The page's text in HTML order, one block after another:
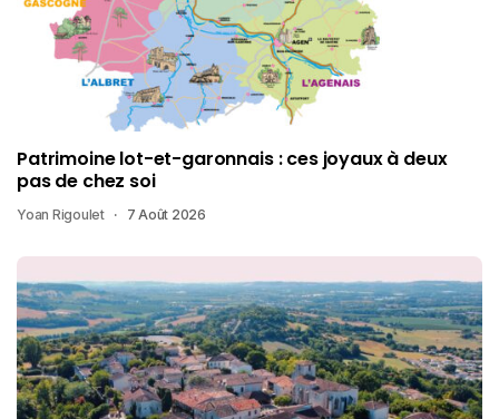
Patrimoine lot-et-garonnais : ces joyaux à deux
pas de chez soi
Yoan Rigoulet 7 Août 2026